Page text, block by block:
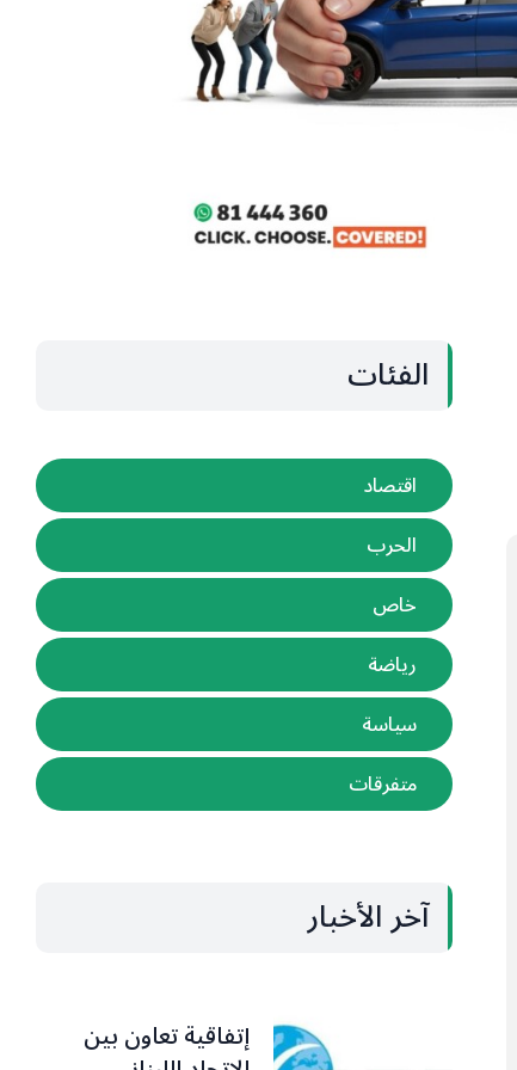
الفئات
اقتصاد
الحرب
خاص
رياضة
سياسة
متفرقات
آخر الأخبار
إتفاقية تعاون بين